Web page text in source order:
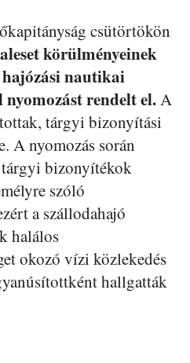
csütörtökön
körülményeinek
hajózási nautikai
nyomozást rendelt el.A
tárgyi bizonyítási
A nyomozás során
tárgyi bizonyítékok
szóló
a szállodahajó
halálos
okozó vízi közlekedés
hallgatták